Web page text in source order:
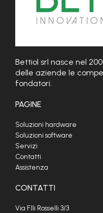
Bettiol srl nasce nel
delle aziende le
fondatori.
PAGINE
Soluzioni hardware
Soluzioni software
Servizi
Contatti
Assistenza
CONTATTI
Via F.lli Rosselli 3/3